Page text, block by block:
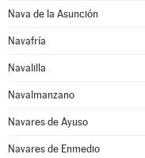
Nava de la Asunción
Navafría
Navalilla
Navalmanzano
Navares de Ayuso
Navares de Enmedio